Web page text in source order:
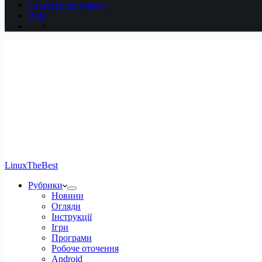
Статті користувачів
Вхід
LinuxTheBest
Рубрики
Новини
Огляди
Інструкції
Ігри
Програми
Робоче оточення
Android